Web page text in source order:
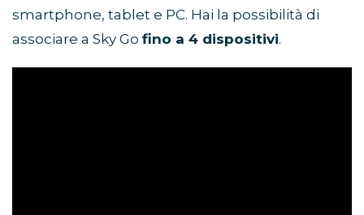
smartphone, tablet e PC. Hai la possibilità di
associare a Sky Go fino a 4 dispositivi.